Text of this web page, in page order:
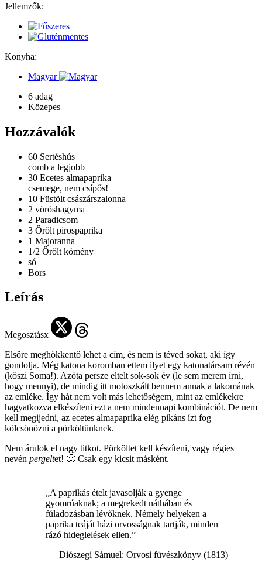
Jellemzők:
Konyha:
Magyar
6 adag
Közepes
Hozzávalók
60 Sertéshús
comb a legjobb
30 Ecetes almapaprika
csemege, nem csípős!
10 Füstölt császárszalonna
2 vöröshagyma
2 Paradicsom
3 Őrölt pirospaprika
1 Majoranna
1/2 Őrölt kömény
só
Bors
Leírás
Megosztásx
Elsőre meghökkentő lehet a cím, és nem is téved sokat, aki így
gondolja. Még katona koromban ettem ilyet egy katonatársam révén
(köszi Soma!). Azóta persze eltelt sok-sok év (le sem merem írni,
hogy mennyi), de mindig itt motoszkált bennem annak a lakomának
az emléke. Így hát nem volt más lehetőségem, mint az emlékekre
hagyatkozva elkészíteni ezt a nem mindennapi kombinációt. De nem
kell megijedni, az ecetes almapaprika elég pikáns ízt fog
kölcsönözni a pörköltünknek.
Nem árulok el nagy titkot. Pörköltet kell készíteni, vagy régies
nevén pergeltet! 🙂 Csak egy kicsit másként.
„A paprikás ételt javasolják a gyenge
gyomrúaknak; a megrekedt náthában és
fúladozásban lévőknek. Némely helyeken a
paprika teáját házi orvosságnak tartják, minden
rázó hideglelések ellen.”
– Diószegi Sámuel: Orvosi füvészkönyv (1813)